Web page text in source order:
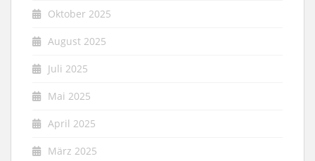
Oktober 2025
August 2025
Juli 2025
Mai 2025
April 2025
März 2025